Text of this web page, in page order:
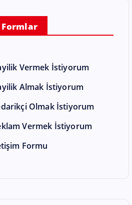
Formlar
Vermek İstiyorum
Almak İstiyorum
Olmak İstiyorum
Vermek İstiyorum
Formu